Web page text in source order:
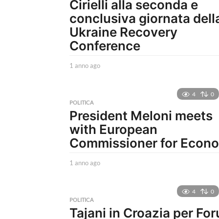
Cirielli alla seconda e
conclusiva giornata
Ukraine Recovery
Conference
1 anno ago
a
g
o
4 0
POLITICA
President Meloni meets
with European
Commissioner for
1 anno ago
a
4 0
POLITICA
Tajani in Croazia per